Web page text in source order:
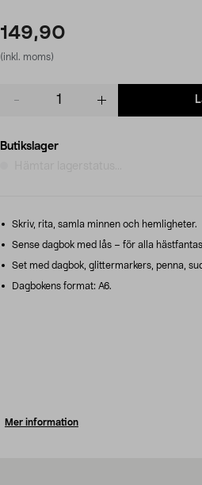
149,90
(inkl. moms)
Butikslager
Skriv, rita, samla minnen och hemligheter.
Sense dagbok med lås – för alla
Set med dagbok, glittermarkers, penna,
Dagbokens format: A6.
Mer information